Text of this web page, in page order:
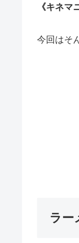
《キネマ
今回はそ
ラー